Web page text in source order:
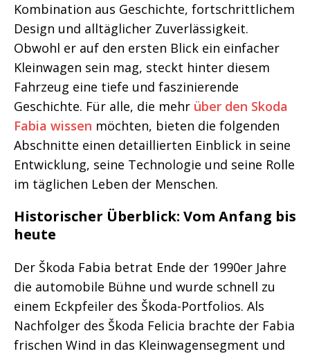
Kombination aus Geschichte, fortschrittlichem
Design und alltäglicher Zuverlässigkeit.
Obwohl er auf den ersten Blick ein einfacher
Kleinwagen sein mag, steckt hinter diesem
Fahrzeug eine tiefe und faszinierende
Geschichte. Für alle, die mehr über den Skoda
Fabia wissen möchten, bieten die folgenden
Abschnitte einen detaillierten Einblick in seine
Entwicklung, seine Technologie und seine Rolle
im täglichen Leben der Menschen.
Historischer Überblick: Vom Anfang bis
heute
Der Škoda Fabia betrat Ende der 1990er Jahre
die automobile Bühne und wurde schnell zu
einem Eckpfeiler des Škoda-Portfolios. Als
Nachfolger des Škoda Felicia brachte der Fabia
frischen Wind in das Kleinwagensegment und